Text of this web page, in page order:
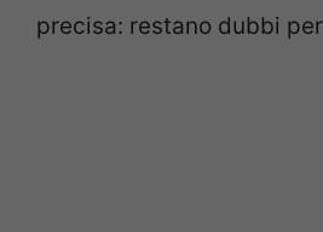
precisa: restano dubbi